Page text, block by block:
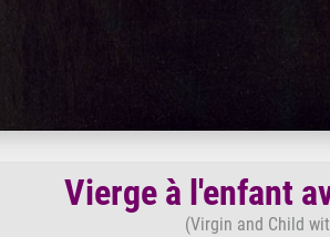
Vierge à l'enfant
(Virgin and Child